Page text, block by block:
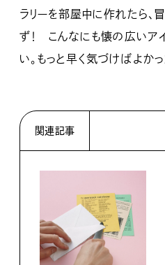
ラリーを部屋中に作れたら、
ず！ こんなにも懐の広いア
い。もっと早く気づけばよかっ
関連記事